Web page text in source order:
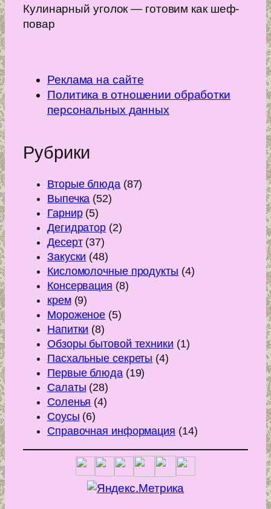
Кулинарный уголок — готовим как шеф-
повар
Реклама на сайте
Политика в отношении обработки
персональных данных
Рубрики
Вторые блюда(87)
Выпечка (52)
Гарнир(5)
Дегидратор (2)
Десерт(37)
Закуски (48)
Кисломолочные продукты (4)
Консервация (8)
крем(9)
Мороженое (5)
Напитки (8)
Обзоры бытовой техники (1)
Пасхальные секреты (4)
Первые блюда(19)
Салаты (28)
Соленья (4)
Соусы (6)
Справочная информация (14)